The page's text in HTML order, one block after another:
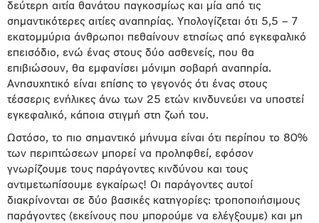
δεύτερη αιτία θανάτου παγκοσμίως και μία από τις
σημαντικότερες αιτίες αναπηρίας. Υπολογίζεται ότι 5,5 – 7
εκατομμύρια άνθρωποι πεθαίνουν ετησίως από εγκεφαλικό
επεισόδιο, ενώ ένας στους δύο ασθενείς, που θα
επιβιώσουν, θα εμφανίσει μόνιμη σοβαρή αναπηρία.
Ανησυχητικό είναι επίσης το γεγονός ότι ένας στους
τέσσερις ενήλικες άνω των 25 ετών κινδυνεύει να υποστεί
εγκεφαλικό, κάποια στιγμή στη ζωή του.
Ωστόσο, το πιο σημαντικό μήνυμα είναι ότι περίπου το 80%
των περιπτώσεων μπορεί να προληφθεί, εφόσον
γνωρίζουμε τους παράγοντες κινδύνου και τους
αντιμετωπίσουμε εγκαίρως! Οι παράγοντες αυτοί
διακρίνονται σε δύο βασικές κατηγορίες: τροποποιήσιμους
παράγοντες (εκείνους που μπορούμε να ελέγξουμε) και μη